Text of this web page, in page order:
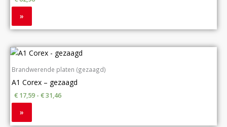
»
Brandwerende platen (gezaagd)
A1 Corex – gezaagd
€17,59- €31,46
»